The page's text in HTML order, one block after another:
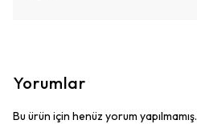
Yorumlar
Bu ürün için henüz yorum yapılmamış.